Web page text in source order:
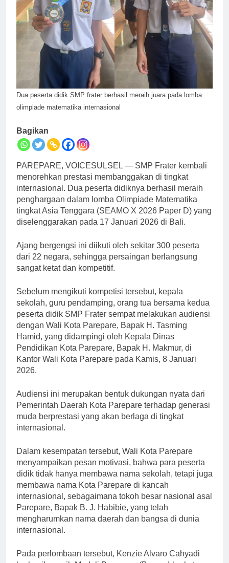
Dua peserta didik SMP frater berhasil meraih juara pada lomba
olimpiade matematika internasional
Bagikan
PAREPARE, VOICESULSEL — SMP Frater kembali
menorehkan prestasi membanggakan di tingkat
internasional. Dua peserta didiknya berhasil meraih
penghargaan dalam lomba Olimpiade Matematika
tingkat Asia Tenggara (SEAMO X 2026 Paper D) yang
diselenggarakan pada 17 Januari 2026 di Bali.
Ajang bergengsi ini diikuti oleh sekitar 300 peserta
dari 22 negara, sehingga persaingan berlangsung
sangat ketat dan kompetitif.
Sebelum mengikuti kompetisi tersebut, kepala
sekolah, guru pendamping, orang tua bersama kedua
peserta didik SMP Frater sempat melakukan audiensi
dengan Wali Kota Parepare, Bapak H. Tasming
Hamid, yang didampingi oleh Kepala Dinas
Pendidikan Kota Parepare, Bapak H. Makmur, di
Kantor Wali Kota Parepare pada Kamis, 8 Januari
2026.
Audiensi ini merupakan bentuk dukungan nyata dari
Pemerintah Daerah Kota Parepare terhadap generasi
muda berprestasi yang akan berlaga di tingkat
internasional.
Dalam kesempatan tersebut, Wali Kota Parepare
menyampaikan pesan motivasi, bahwa para peserta
didik tidak hanya membawa nama sekolah, tetapi juga
membawa nama Kota Parepare di kancah
internasional, sebagaimana tokoh besar nasional asal
Parepare, Bapak B. J. Habibie, yang telah
mengharumkan nama daerah dan bangsa di dunia
internasional.
Pada perlombaan tersebut, Kenzie Alvaro Cahyadi